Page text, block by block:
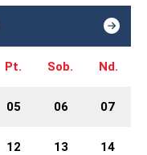
Pt. Sob. Nd.
05 06 07
12 13 14